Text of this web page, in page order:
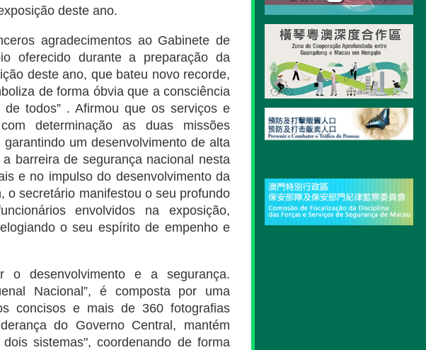
deste ano.
agradecimentos ao Gabinete de
oferecido durante a preparação da
deste ano, que bateu novo recorde,
de forma óbvia que a consciência
todos” . Afirmou que os serviços e
determinação as duas missões
um desenvolvimento de alta
barreira de segurança nacional nesta
e no impulso do desenvolvimento da
o secretário manifestou o seu profundo
envolvidos na exposição,
o seu espírito de empenho e
o desenvolvimento e a segurança.
Nacional”, é composta por uma
concisos e mais de 360 fotografias
do Governo Central, mantém
sistemas", coordenando de forma